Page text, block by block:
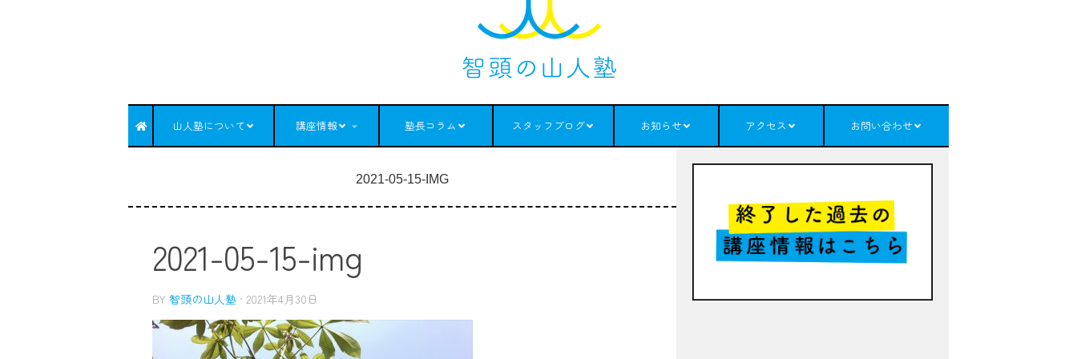
山人塾について 講座情報 塾長コラム スタッフブログ お知らせ アクセス お問い合わせ
2021-05-15-IMG
2021-05-15-img
BY 智頭の山人塾 · 2021年4月30日